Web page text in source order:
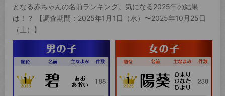
となる赤ちゃんの名前ランキング。気になる2025年の結果
は！？ 【調査期間：2025年1月1日（水）〜2025年10月25日
（土）】